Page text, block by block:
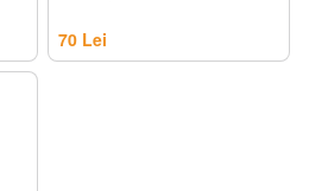
70 Lei